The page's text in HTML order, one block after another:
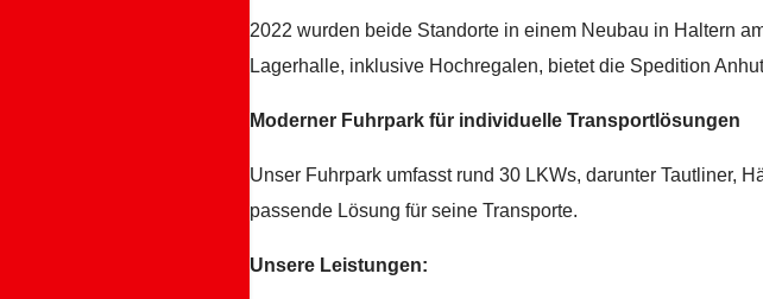
2022 wurden beide Standorte in einem Neubau in Haltern
Lagerhalle, inklusive Hochregalen, bietet die Spedition
Moderner Fuhrpark für individuelle Transportlösungen
Unser Fuhrpark umfasst rund 30 LKWs, darunter Tautliner,
passende Lösung für seine Transporte.
Unsere Leistungen: